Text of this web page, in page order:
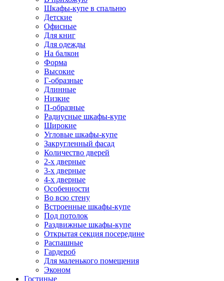
Шкафы-купе в спальню
Детские
Офисные
Для книг
Для одежды
На балкон
Форма
Высокие
Г-образные
Длинные
Низкие
П-образные
Радиусные шкафы-купе
Широкие
Угловые шкафы-купе
Закругленный фасад
Количество дверей
2-х дверные
3-х дверные
4-х дверные
Особенности
Во всю стену
Встроенные шкафы-купе
Под потолок
Раздвижные шкафы-купе
Открытая секция посередине
Распашные
Гардероб
Для маленького помещения
Эконом
Гостиные